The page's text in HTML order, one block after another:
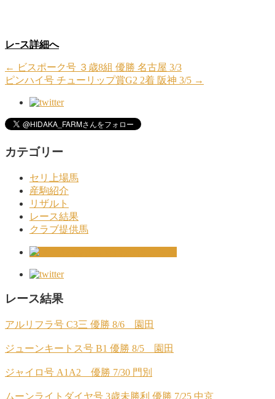
レｰス詳細へ
← ビスポーク号 ３歳8組 優勝 名古屋 3/3
ピンハイ号 チューリップ賞G2 2着 阪神 3/5 →
カテゴリー
セリ上場馬
産駒紹介
リザルト
レース結果
クラブ提供馬
レース結果
アルリフラ号 C3三 優勝 8/6 園田
ジューンキートス号 B1 優勝 8/5 園田
ジャイロ号 A1A2 優勝 7/30 門別
ムーンライトダイヤ号 3歳未勝利 優勝 7/25 中京